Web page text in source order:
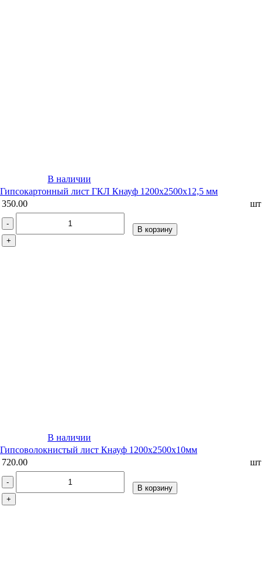
В наличии
Гипсокартонный лист ГКЛ Кнауф 1200х2500х12,5 мм
350.00
шт
-
+
В корзину
В наличии
Гипсоволокнистый лист Кнауф 1200х2500х10мм
720.00
шт
-
+
В корзину